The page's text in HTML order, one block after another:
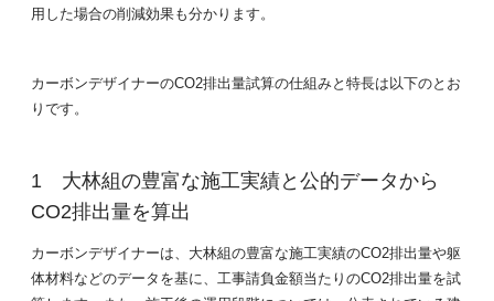
用した場合の削減効果も分かります。
カーボンデザイナーのCO2排出量試算の仕組みと特長は以下のとお
りです。
大林組の豊富な施工実績と公的データから
CO2排出量を算出
カーボンデザイナーは、大林組の豊富な施工実績のCO2排出量や躯
体材料などのデータを基に、工事請負金額当たりのCO2排出量を試